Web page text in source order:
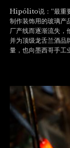
Hipólito说：“最重
制作装饰用的玻璃产
厂产线而逐渐流失，
并为顶级龙舌兰酒品
量，也向墨西哥手工